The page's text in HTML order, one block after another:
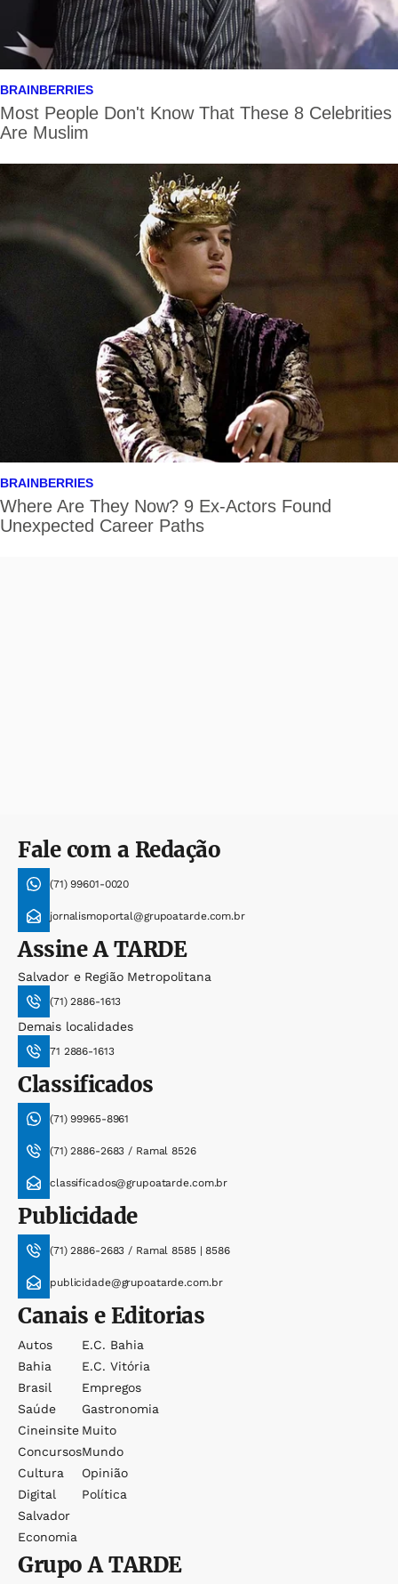
Fale com a Redação
(71) 99601-0020
jornalismoportal@grupoatarde.com.br
AssineA TARDE
Salvador e Região Metropolitana
(71) 2886-1613
Demais localidades
71 2886-1613
Classificados
(71) 99965-8961
(71) 2886-2683 / Ramal 8526
classificados@grupoatarde.com.br
Publicidade
(71) 2886-2683 / Ramal 8585 | 8586
publicidade@grupoatarde.com.br
Canais e Editorias
Autos
Bahia
Brasil
Saúde
Cineinsite
Concursos
Cultura
Digital
Salvador
Economia
E.c. Bahia
E.c. Vitória
Empregos
Gastronomia
Muito
Mundo
Opinião
Política
GrupoA TARDE